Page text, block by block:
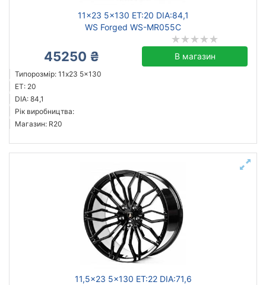
11x23 5x130 ET:20 DIA:84,1
WS Forged WS-MR055C
45250 ₴ В магазин
Типорозмір: 11x23 5x130
ET: 20
DIA: 84,1
Рік виробництва:
Магазин: R20
11,5x23 5x130 ET:22 DIA:71,6